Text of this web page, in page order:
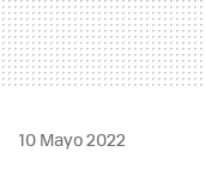
10 Mayo 2022